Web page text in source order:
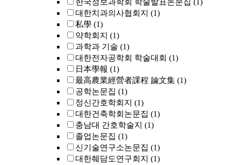
한국정보과학회 학술발표논문집 (1)
대한치과의사협회지 (1)
私學 (1)
약학회지 (1)
과학과 기술 (1)
대한전자공학회 학술대회 (1)
日本學報 (1)
最高農業經營者課程 論文集 (1)
공학논문집 (1)
정신간호학회지 (1)
대한건축학회논문집 (1)
충남대 간호학술지 (1)
졸업논문집 (1)
신기술연구소논문집 (1)
대한췌담도연구회지 (1)